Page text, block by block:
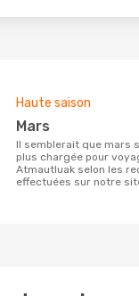
Haute saison
mars
Il semblerait que mars soit la période la
plus chargée pour
Atmautluak selon les
effectuées sur notre